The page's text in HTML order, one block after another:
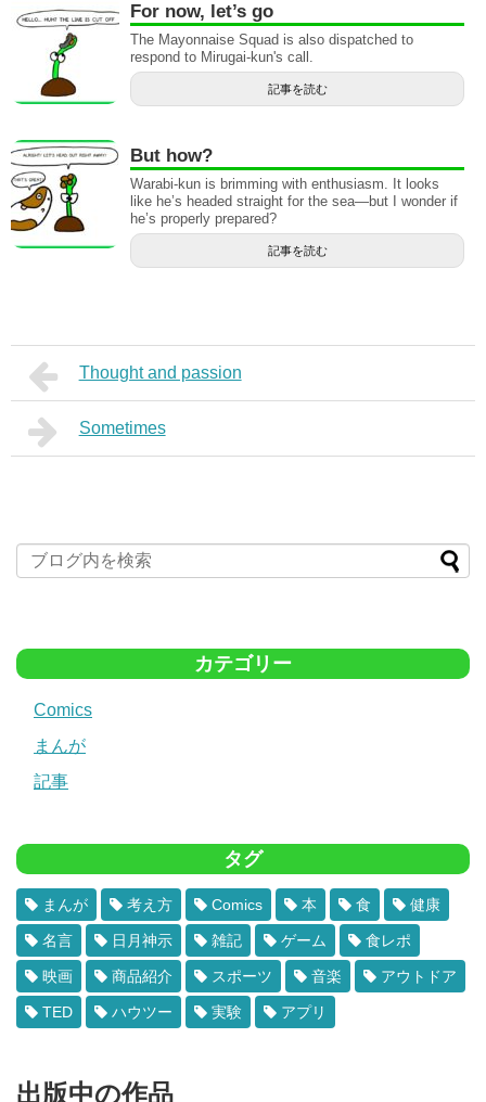
For now, let’s go
The Mayonnaise Squad is also dispatched to
respond to Mirugai-kun's call.
記事を読む
But how?
Warabi-kun is brimming with enthusiasm. It looks
like he’s headed straight for the sea—but I wonder if
he’s properly prepared?
記事を読む
Thought and passion
Sometimes
カテゴリー
Comics
まんが
記事
タグ
まんが 考え方 Comics 本 食 健康
名言 日月神示 雑記 ゲーム 食レポ
映画 商品紹介 スポーツ 音楽 アウトドア
TED ハウツー 実験 アプリ
出版中の作品